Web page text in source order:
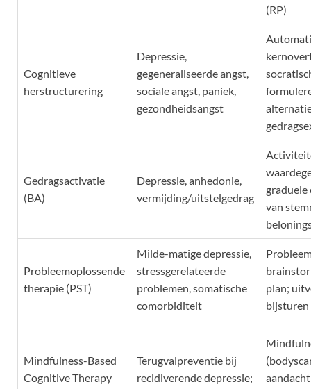
(RP)
Cognitieve
herstructurering
Depressie,
gegeneraliseerde angst,
sociale angst, paniek,
gezondheidsangst
Gedragsactivatie
(BA)
Depressie, anhedonie,
vermijding/uitstelgedrag
van
Probleemoplossende
therapie (PST)
Milde-matige depressie,
stressgerelateerde
problemen, somatische
comorbiditeit
plan;
bijsturen
Mindfulness-Based
Cognitive Therapy
Terugvalpreventie bij
recidiverende depressie;